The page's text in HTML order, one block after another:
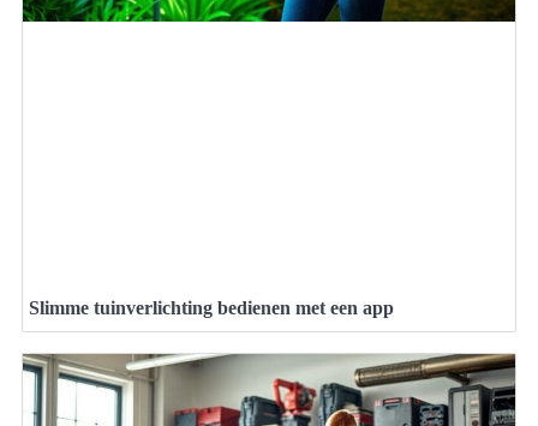
Slimme tuinverlichting bedienen met een app